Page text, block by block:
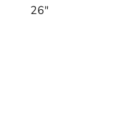
26"